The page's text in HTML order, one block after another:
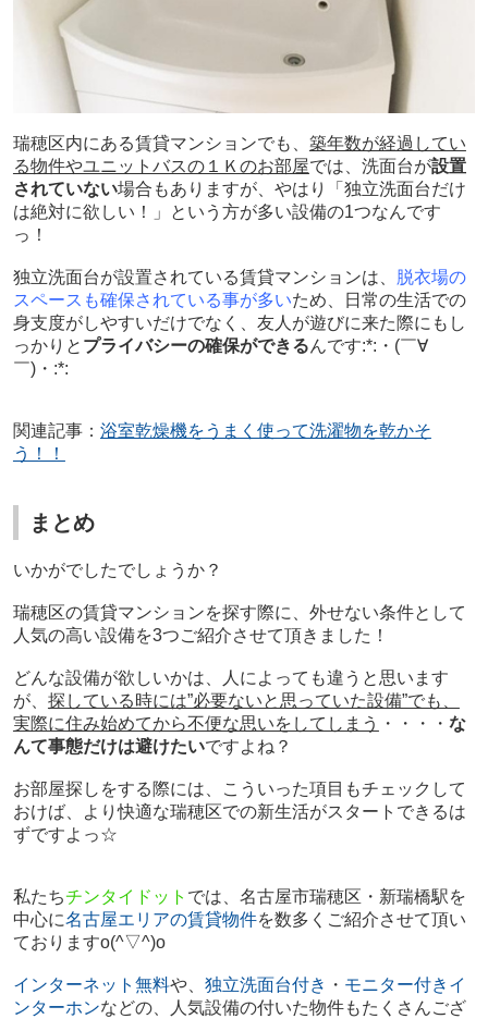
瑞穂区内にある賃貸マンションでも、 築年数が経過してい
る物件やユニットバスの１Ｋのお部屋では、洗面台が設置
されていない場合もありますが、やはり「独立洗面台だけ
は絶対に欲しい！」と いう方が多い設備の1つなんです
っ！
独立洗面台が設置されている賃貸マンションは、
脱衣場の
スペースも確保されている事が多いため、日常の生活での
身支度がしやすいだけでなく、友人が遊びに来た際にもし
っかりと プライバシーの確保ができるんです:*:・(￣∀
￣)・:*:
関連記事： 浴室乾燥機をうまく使って洗濯物を乾かそ
う！！
まとめ
いかがでしたでしょうか？
瑞穂区の賃貸マンションを探す際に、外せない条件として
人気の高い設備を3つご紹介させて頂きました！
どんな設備が欲しいかは、人によっても違うと思います
が、 探している時には”必要ないと思っていた設備”でも、
実際に住み始めてから不便な思いをしてしまう
・・・・ な
んて事態だけは避けたいですよね？
お部屋探しをする際には、こういった項目もチェックして
おけば、より快適な瑞穂区での新生活がスタートできるは
ずですよっ☆
私たちチンタイドット では、名古屋市瑞穂区・新瑞橋駅を
中心に名古屋エリアの賃貸物件を数多くご紹介させて頂い
ておりますo(^▽^)o
インターネット無料や、 独立洗面台付き ・ モニター付きイ
ンターホンなどの、人気設備の付いた物件もたくさんござ